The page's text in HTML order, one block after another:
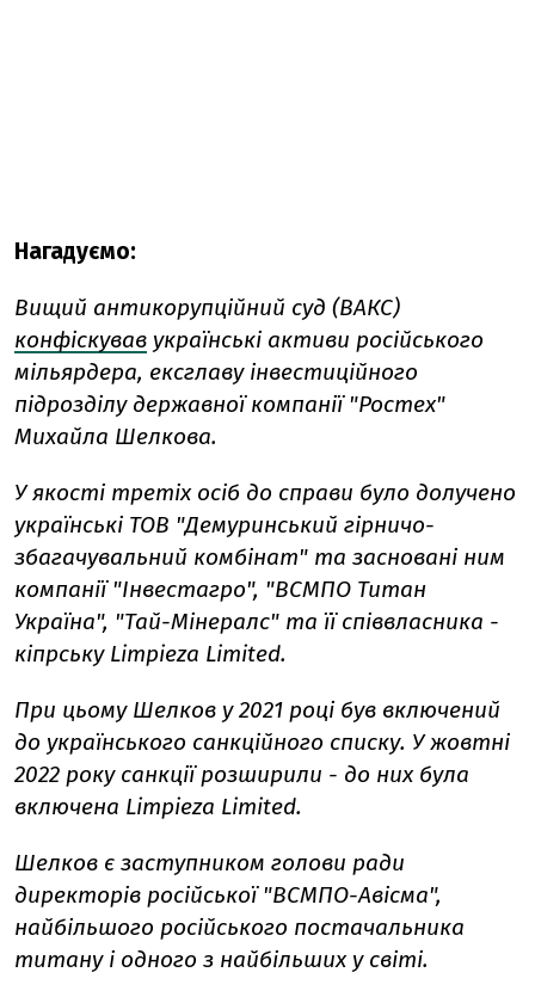
Нагадуємо:
Вищий антикорупційний суд (ВАКС)
конфіскував українські активи російського
мільярдера, ексглаву інвестиційного
підрозділу державної компанії "Ростех"
Михайла Шелкова.
У якості третіх осіб до справи було долучено
українські ТОВ "Демуринський гірничо-
збагачувальний комбінат" та засновані ним
компанії "Інвестагро", "ВСМПО Титан
Україна", "Тай-Мінералс" та її співвласника -
кіпрську Limpieza Limited.
При цьому Шелков у 2021 році був включений
до українського санкційного списку. У жовтні
2022 року санкції розширили - до них була
включена Limpieza Limited.
Шелков є заступником голови ради
директорів російської "ВСМПО-Авісма",
найбільшого російського постачальника
титану і одного з найбільших у світі.